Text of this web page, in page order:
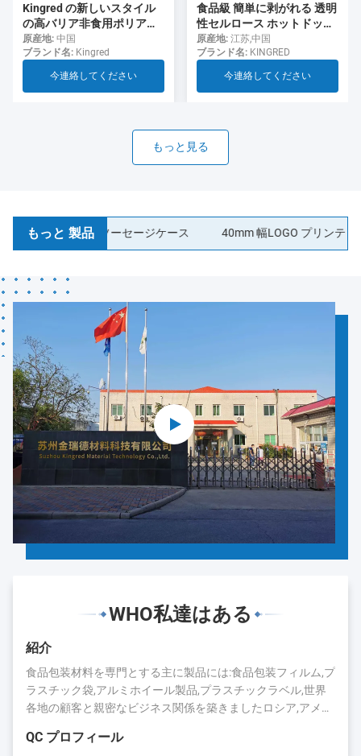
Kingred の新しいスタイル
の高バリア非食用ポリアミ
ド ソーセージ ケーシング食
品グレード
原産地: 中国
ブランド名: Kingred
今連絡してください
食品級 簡単に剥がれる 透明
性セルロース ホットドッグ
用のソーセージ
原産地: 江苏,中国
ブランド名: KINGRED
今連絡してください
もっと見る
もっと 製品
コラーゲンソーセージケース 40mm 幅LOGO プリンティング
WHO私達はある
紹介
食品包装材料を専門とする主に製品には:食品包装フィルム,プ
ラスチック袋,アルミホイール製品,プラスチックラベル,世界
各地の顧客と親密なビジネス関係を築きましたロシア,アメリ
長年の蓄積により,キングレッドは評判と業界での存在を得ま
QC プロフィール